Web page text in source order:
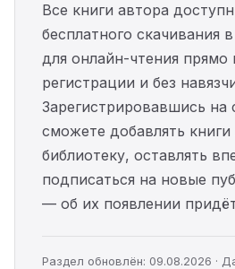
Все книги автора
бесплатного скачивания
для онлайн-чтения прямо
регистрации и без
Зарегистрировавшись на
сможете добавлять
библиотеку, оставлять
подписаться на новые
— об их появлении
Раздел обновлён: 09.08.2026 ·